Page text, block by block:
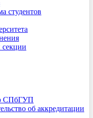
студентов
СПбГУП
об аккредитации